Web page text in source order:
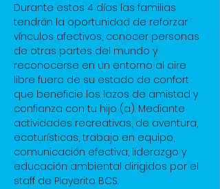
Durante estos 4 días las familias
tendrán la oportunidad de reforzar
vínculos afectivos, conocer personas
de otras partes del mundo y
reconocerse en un entorno al aire
libre fuera de su estado de confort
que beneficie los lazos de amistad y
confianza con tu hijo (a). Mediante
actividades recreativas, de aventura,
ecoturísticas, trabajo en equipo,
comunicación efectiva, liderazgo y
educación ambiental dirigidos por el
staff de Playerito BCS.